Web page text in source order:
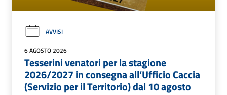
AVVISI
6 AGOSTO 2026
Tesserini venatori per la stagione
2026/2027 in consegna all’Ufficio Caccia
(Servizio per il Territorio) dal 10 agosto